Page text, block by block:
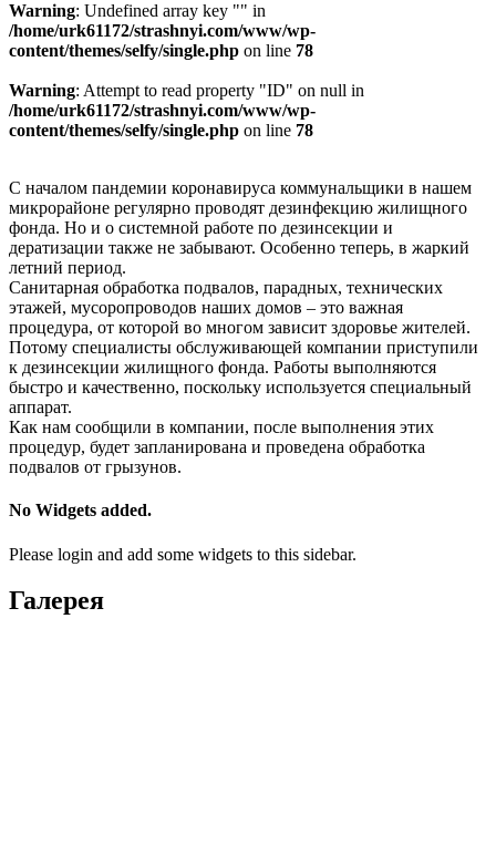
Warning: Undefined array key "" in
/home/urk61172/strashnyi.com/www/wp-
content/themes/selfy/single.php on line 78
Warning: Attempt to read property "ID" on null in
/home/urk61172/strashnyi.com/www/wp-
content/themes/selfy/single.php on line 78
С началом пандемии коронавируса коммунальщики в нашем
микрорайоне регулярно проводят дезинфекцию жилищного
фонда. Но и о системной работе по дезинсекции и
дератизации также не забывают. Особенно теперь, в жаркий
летний период.
Санитарная обработка подвалов, парадных, технических
этажей, мусоропроводов наших домов – это важная
процедура, от которой во многом зависит здоровье жителей.
Потому специалисты обслуживающей компании приступили
к дезинсекции жилищного фонда. Работы выполняются
быстро и качественно, поскольку используется специальный
аппарат.
Как нам сообщили в компании, после выполнения этих
процедур, будет запланирована и проведена обработка
подвалов от грызунов.
No Widgets added.
Please login and add some widgets to this sidebar.
Галерея